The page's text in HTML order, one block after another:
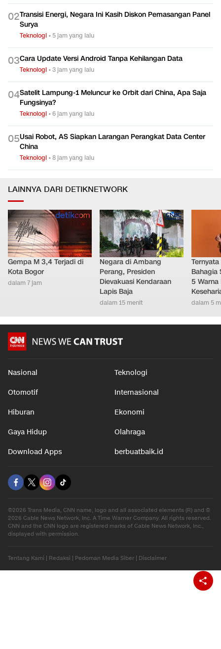
02Transisi Energi, Negara Ini Kasih Diskon Pemasangan Panel
Surya
Teknologi • 5 jam yang lalu
03Cara Update Versi Android Tanpa Kehilangan Data
Teknologi •3 jam yang lalu
04Satelit Lampung-1 Meluncur ke Orbit dari China, Apa Saja
Fungsinya?
Teknologi •6 jam yang lalu
05Usai Robot, AS Siapkan Larangan Perangkat Data Center
China
Teknologi •8 jam yang lalu
LAINNYA DARI DETIKNETWORK
Gempa M 3,4 Terjadi di
Kota Bogor
dalam 7 jam
Negara di Ambang
Perang, Presiden
Dievakuasi Kendaraan
Lapis Baja
dalam 15 menit
Bahagia
5
dalam 5
Nasional Teknologi
Otomotif Internasional
Hiburan Ekonomi
Gaya Hidup Olahraga
Download Apps berbuatbaik.id
©2026 Trans Media, CNN name, logo and all associated elements (R) and ©
2026 Cable News Network, Inc. A Time Warner Company. All rights reserved.
CNN and the CNN logo are registered marks of Cable News Network, Inc.,
displayed with permission.
Tentang Kami | Redaksi | Pedoman Media Siber | Disclaimer